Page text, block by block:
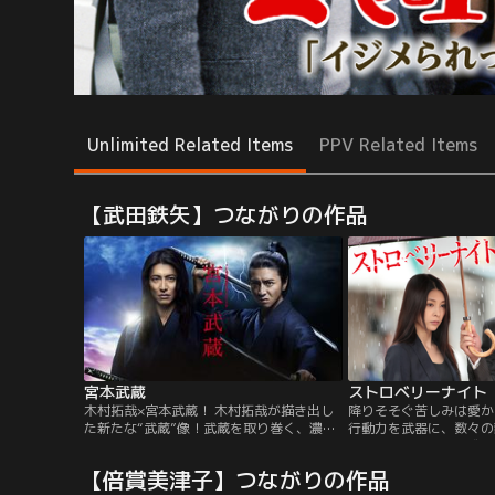
Unlimited Related Items PPV Related Items
【武田鉄矢】つながりの作品
宮本武蔵
木村拓哉×宮本武蔵！ 木村拓哉が描き出し
た新たな“武蔵”像！武蔵を取り巻く、濃密
てやまない稀代の剣豪・宮本武蔵に木村拓
ストロベリーナイト
降りそそぐ苦しみは愛
行動力を武器に、数々
り、ノンキャリアで成
川班の管轄で発生した
【倍賞美津子】つながりの作品